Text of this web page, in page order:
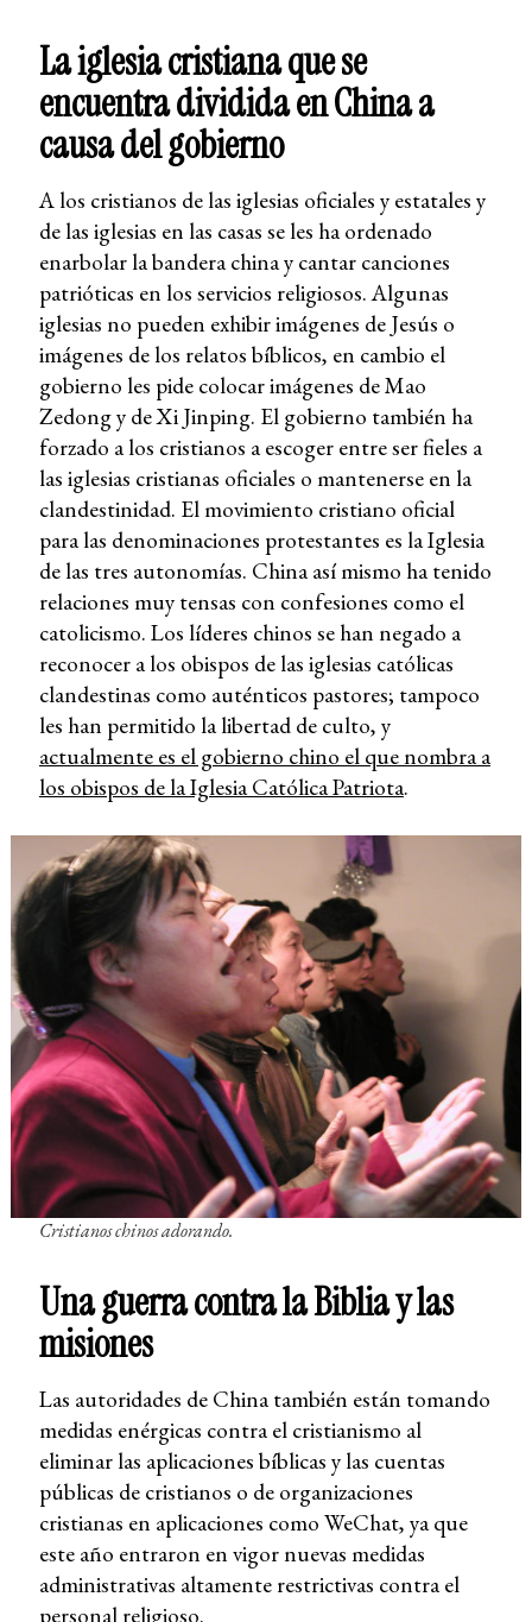
La iglesia cristiana que se
encuentra dividida en China a
causa del gobierno
A los cristianos de las iglesias oficiales y estatales y
de las iglesias en las casas se les ha ordenado
enarbolar la bandera china y cantar canciones
patrióticas en los servicios religiosos. Algunas
iglesias no pueden exhibir imágenes de Jesús o
imágenes de los relatos bíblicos, en cambio el
gobierno les pide colocar imágenes de Mao
Zedong y de Xi Jinping. El gobierno también ha
forzado a los cristianos a escoger entre ser fieles a
las iglesias cristianas oficiales o mantenerse en la
clandestinidad. El movimiento cristiano oficial
para las denominaciones protestantes es la Iglesia
de las tres autonomías. China así mismo ha tenido
relaciones muy tensas con confesiones como el
catolicismo. Los líderes chinos se han negado a
reconocer a los obispos de las iglesias católicas
clandestinas como auténticos pastores; tampoco
les han permitido la libertad de culto, y
actualmente es el gobierno chino el que nombra a
los obispos de la Iglesia Católica Patriota.
Cristianos chinos adorando.
Una guerra contra la Biblia y las
misiones
Las autoridades de China también están tomando
medidas enérgicas contra el cristianismo al
eliminar las aplicaciones bíblicas y las cuentas
públicas de cristianos o de organizaciones
cristianas en aplicaciones como WeChat, ya que
este año entraron en vigor nuevas medidas
administrativas altamente restrictivas contra el
personal religioso.